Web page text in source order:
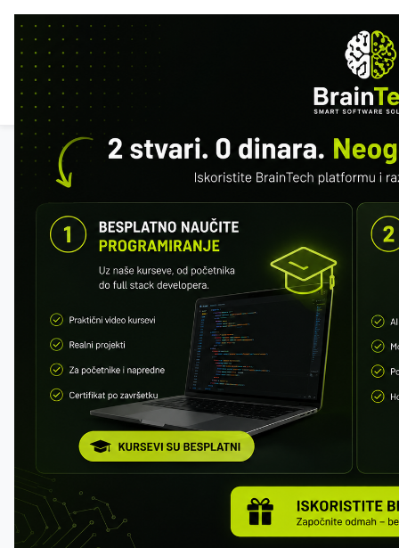
Svi kursevi
REST API Masterclass
Besplatan preview: prva 2 modula.
Registrujte se da sačuvate napredak.
Registracija
0 / 137 · 0%
MODUL 1 – UVOD U API I HTTP
Šta je API
REST vs SOAP
REST vs GraphQL
Klijent–server arhitektura
HTTP protokol
Kako funkcioniše komunikacija